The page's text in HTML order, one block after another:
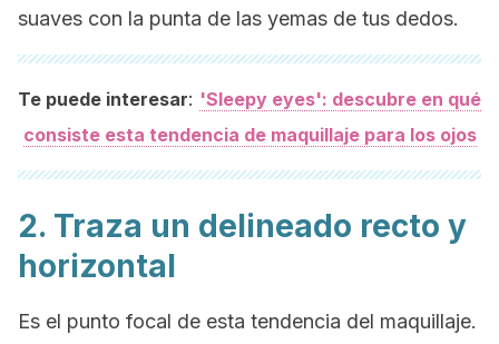
suaves con la punta de las yemas de tus dedos.
Te puede interesar: 'Sleepy eyes': descubre en qué
consiste esta tendencia de maquillaje para los ojos
2. Traza un delineado recto y
horizontal
Es el punto focal de esta tendencia del maquillaje.